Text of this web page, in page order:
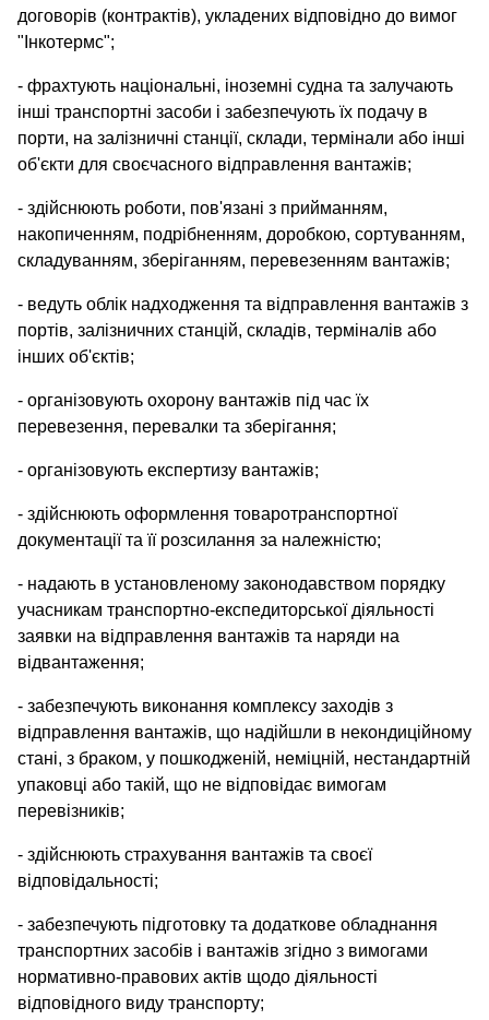
договорів (контрактів), укладених відповідно до вимог
"Інкотермс";
- фрахтують національні, іноземні судна та залучають
інші транспортні засоби і забезпечують їх подачу в
порти, на залізничні станції, склади, термінали або інші
об'єкти для своєчасного відправлення вантажів;
- здійснюють роботи, пов'язані з прийманням,
накопиченням, подрібненням, доробкою, сортуванням,
складуванням, зберіганням, перевезенням вантажів;
- ведуть облік надходження та відправлення вантажів з
портів, залізничних станцій, складів, терміналів або
інших об'єктів;
- організовують охорону вантажів під час їх
перевезення, перевалки та зберігання;
- організовують експертизу вантажів;
- здійснюють оформлення товаротранспортної
документації та її розсилання за належністю;
- надають в установленому законодавством порядку
учасникам транспортно-експедиторської діяльності
заявки на відправлення вантажів та наряди на
відвантаження;
- забезпечують виконання комплексу заходів з
відправлення вантажів, що надійшли в некондиційному
стані, з браком, у пошкодженій, неміцній, нестандартній
упаковці або такій, що не відповідає вимогам
перевізників;
- здійснюють страхування вантажів та своєї
відповідальності;
- забезпечують підготовку та додаткове обладнання
транспортних засобів і вантажів згідно з вимогами
нормативно-правових актів щодо діяльності
відповідного виду транспорту;